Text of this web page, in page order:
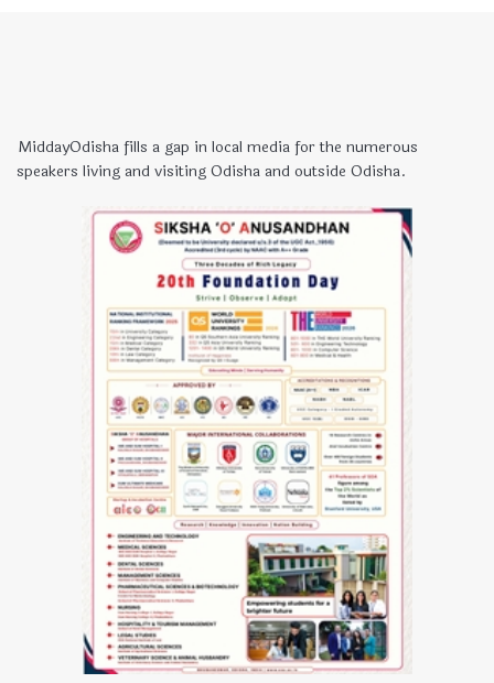
MiddayOdisha fills a gap in local media for the numerous
speakers living and visiting Odisha and outside Odisha.